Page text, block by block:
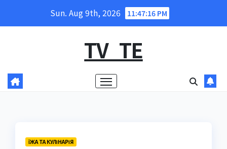
Sun. Aug 9th, 2026 11:47:18 PM
TV_TE
ЇЖА ТА КУЛІНАРІЯ